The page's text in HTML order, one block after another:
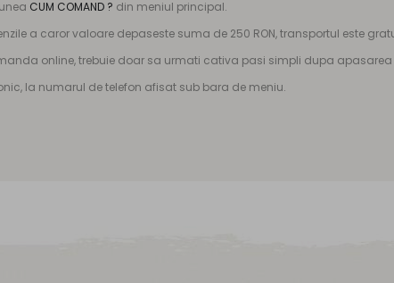
CUM COMAND ? din meniul principal.
a caror valoare depaseste suma de 250 RON, transportul este
online, trebuie doar sa urmati cativa pasi simpli dupa
la numarul de telefon afisat sub bara de meniu.